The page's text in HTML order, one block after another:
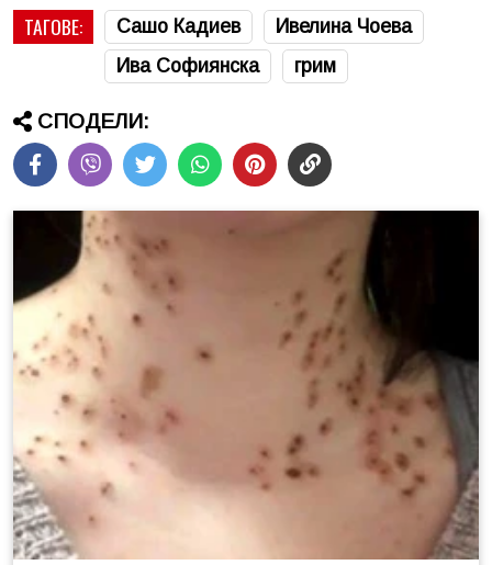
ТАГОВЕ: Сашо Кадиев
Ивелина Чоева
Ива Софиянска
грим
СПОДЕЛИ: